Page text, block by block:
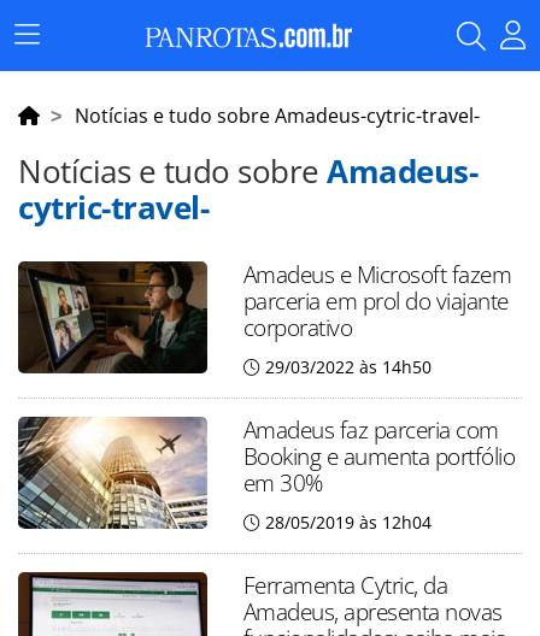
Menu
Principal
Notícias e tudo sobre Amadeus-cytric-travel-
Notícias e tudo sobreAmadeus-
cytric-travel-
Amadeus e Microsoft fazem
parceria em prol do viajante
corporativo
29/03/2022 às 14h50
Amadeus faz parceria com
Booking e aumenta portfólio
em 30%
28/05/2019 às 12h04
Ferramenta Cytric, da
Amadeus, apresenta novas